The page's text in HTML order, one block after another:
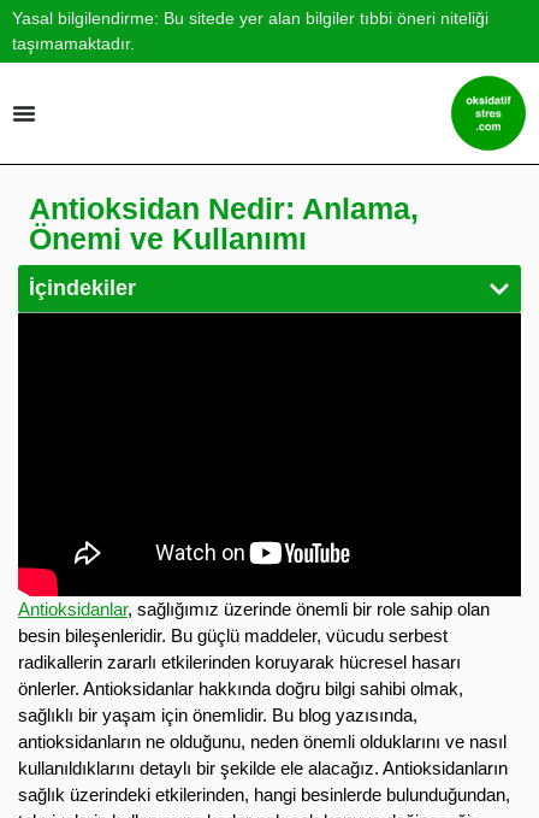
Yasal bilgilendirme: Bu sitede yer alan bilgiler tıbbi öneri niteliği
taşımamaktadır.
Antioksidan Nedir: Anlama,
Önemi ve Kullanımı
İçindekiler
Antioksidanlar, sağlığımız üzerinde önemli bir role sahip olan
besin bileşenleridir. Bu güçlü maddeler, vücudu serbest
radikallerin zararlı etkilerinden koruyarak hücresel hasarı
önlerler. Antioksidanlar hakkında doğru bilgi sahibi olmak,
sağlıklı bir yaşam için önemlidir. Bu blog yazısında,
antioksidanların ne olduğunu, neden önemli olduklarını ve nasıl
kullanıldıklarını detaylı bir şekilde ele alacağız. Antioksidanların
sağlık üzerindeki etkilerinden, hangi besinlerde bulunduğundan,